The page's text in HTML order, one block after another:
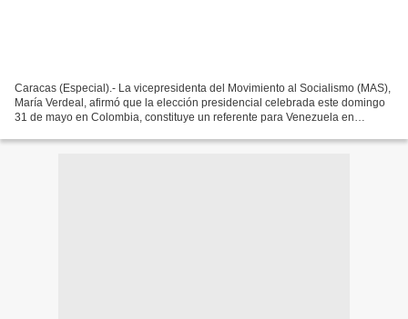
Caracas (Especial).- La vicepresidenta del Movimiento al Socialismo (MAS),
María Verdeal, afirmó que la elección presidencial celebrada este domingo
31 de mayo en Colombia, constituye un referente para Venezuela en